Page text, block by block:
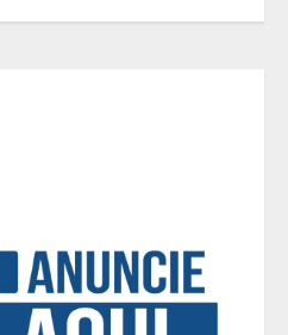
à Lua à fantasia do